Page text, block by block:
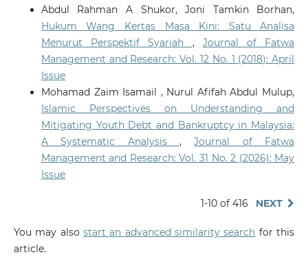
Abdul Rahman A Shukor, Joni Tamkin Borhan,
Hukum Wang Kertas Masa Kini: Satu Analisa
Menurut Perspektif Syariah , Journal of Fatwa
Management and Research: Vol. 12 No. 1 (2018): April
Issue
Mohamad Zaim Isamail , Nurul Afifah Abdul Mulup,
Islamic Perspectives on Understanding and
Mitigating Youth Debt and Bankruptcy in Malaysia:
A Systematic Analysis ,Journal of Fatwa
Management and Research: Vol. 31 No. 2 (2026): May
Issue
1-10 of 416 NEXT
You may also start an advanced similarity search for this
article.